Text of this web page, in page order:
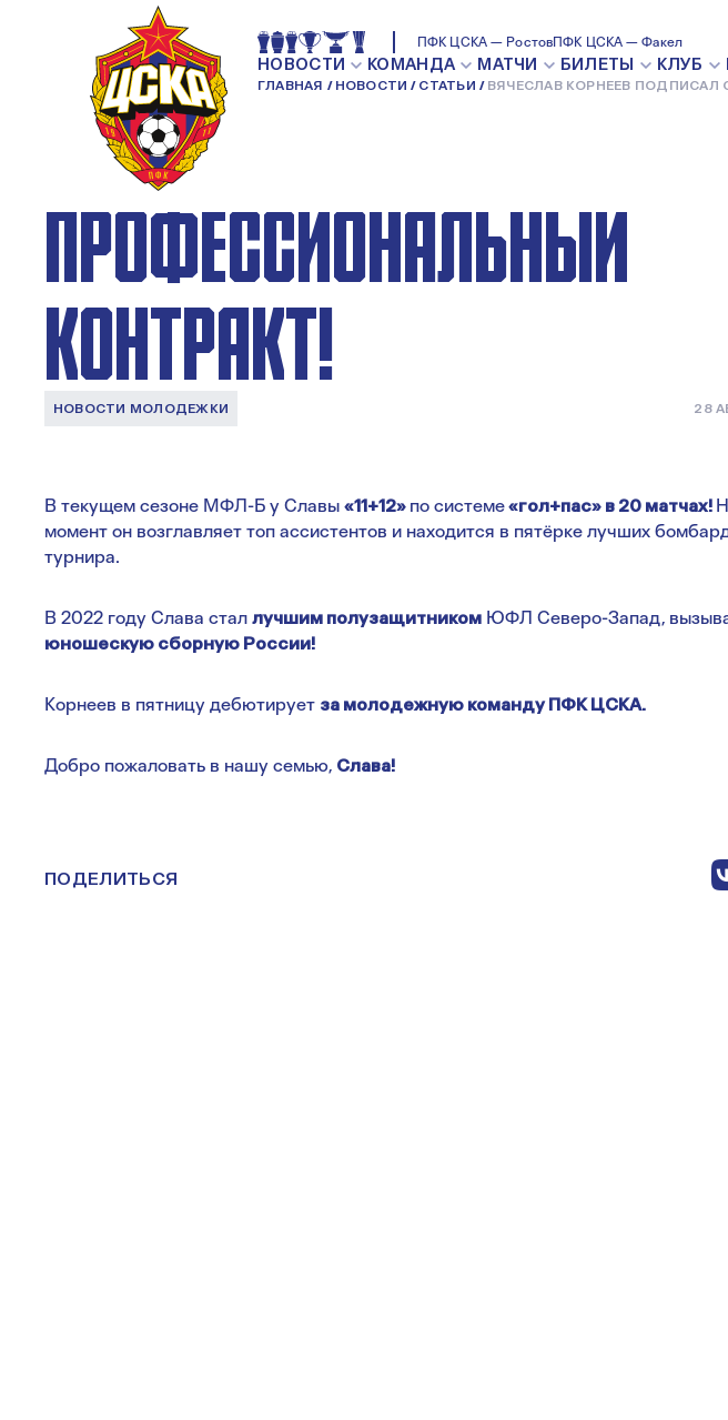
ПФК ЦСКА — РостовПФК ЦСКА — Факел
НОВОСТИ КОМАНДА МАТЧИ БИЛЕТЫ КЛУБ
ГЛАВНАЯ НОВОСТИ СТАТЬИ ВЯЧЕСЛАВ КОРНЕЕВ
ВЯЧЕСЛАВ КОРНЕЕВ
ПОДПИСАЛ СВОЙ ПЕРВЫЙ
ПРОФЕССИОНАЛЬНЫЙ
КОНТРАКТ!
НОВОСТИ МОЛОДЕЖКИ 28
В текущем сезоне МФЛ-Б у Славы «11+12» по системе«гол+пас» в 20 матчах!
момент он возглавляет топ ассистентов и находится в пятёрке лучших
турнира.
В 2022 году Слава стал лучшим полузащитником ЮФЛ Северо-Запад,
юношескую сборную России!
Корнеев в пятницу дебютирует за молодежную команду ПФК ЦСКА.
Добро пожаловать в нашу семью, Слава!
ПОДЕЛИТЬСЯ